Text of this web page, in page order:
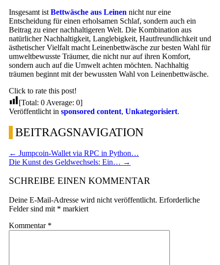
Insgesamt ist Bettwäsche aus Leinen nicht nur eine
Entscheidung für einen erholsamen Schlaf, sondern auch ein
Beitrag zu einer nachhaltigeren Welt. Die Kombination aus
natürlicher Nachhaltigkeit, Langlebigkeit, Hautfreundlichkeit und
ästhetischer Vielfalt macht Leinenbettwäsche zur besten Wahl für
umweltbewusste Träumer, die nicht nur auf ihren Komfort,
sondern auch auf die Umwelt achten möchten. Nachhaltig
träumen beginnt mit der bewussten Wahl von Leinenbettwäsche.
Click to rate this post!
[Total: 0 Average: 0]
Veröffentlicht in sponsored content, Unkategorisiert.
BEITRAGSNAVIGATION
← Jumpcoin-Wallet via RPC in Python…
Die Kunst des Geldwechsels: Ein… →
SCHREIBE EINEN KOMMENTAR
Deine E-Mail-Adresse wird nicht veröffentlicht. Erforderliche
Felder sind mit * markiert
Kommentar *